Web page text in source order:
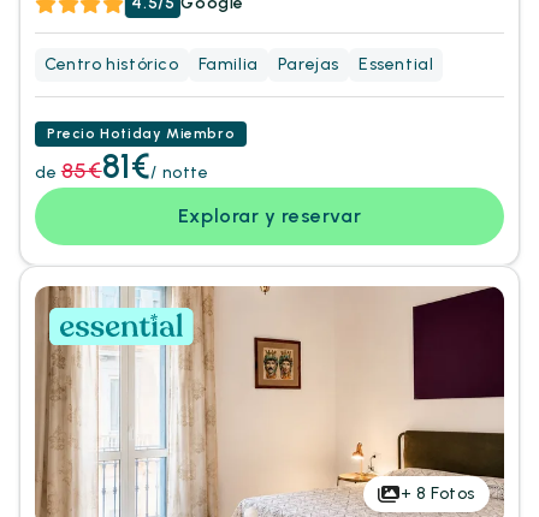
Centro histórico Familia Parejas Essential
Precio Hotiday Miembro
de 85€81€/ notte
Explorar y reservar
+ 8 Fotos